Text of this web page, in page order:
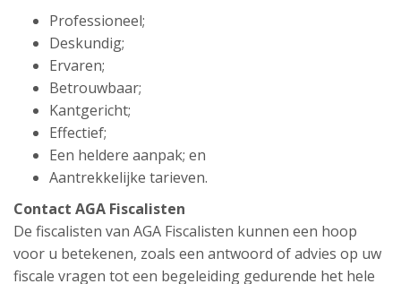
Professioneel;
Deskundig;
Ervaren;
Betrouwbaar;
Kantgericht;
Effectief;
Een heldere aanpak; en
Aantrekkelijke tarieven.
Contact AGA Fiscalisten
De fiscalisten van AGA Fiscalisten kunnen een hoop
voor u betekenen, zoals een antwoord of advies op uw
fiscale vragen tot een begeleiding gedurende het hele